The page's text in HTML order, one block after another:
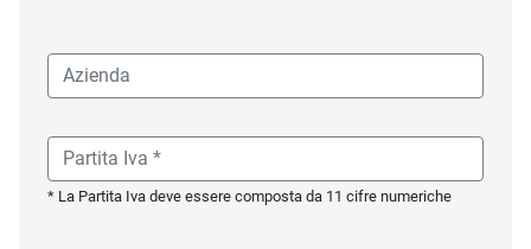
* La Partita Iva deve essere composta da 11 cifre numeriche